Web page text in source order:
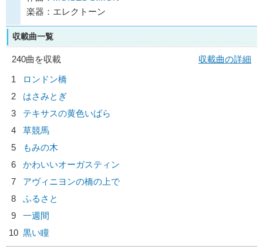
楽器：エレクトーン
収載曲一覧
240曲を収載
収載曲の詳細
1
ロンドン橋
2
はさみとぎ
3
テキサスの黄色いばら
4
草競馬
5
もみの木
6
かわいいオーガスティン
7
アヴィニヨンの橋の上で
8
ふるさと
9
一週間
10 黒い瞳